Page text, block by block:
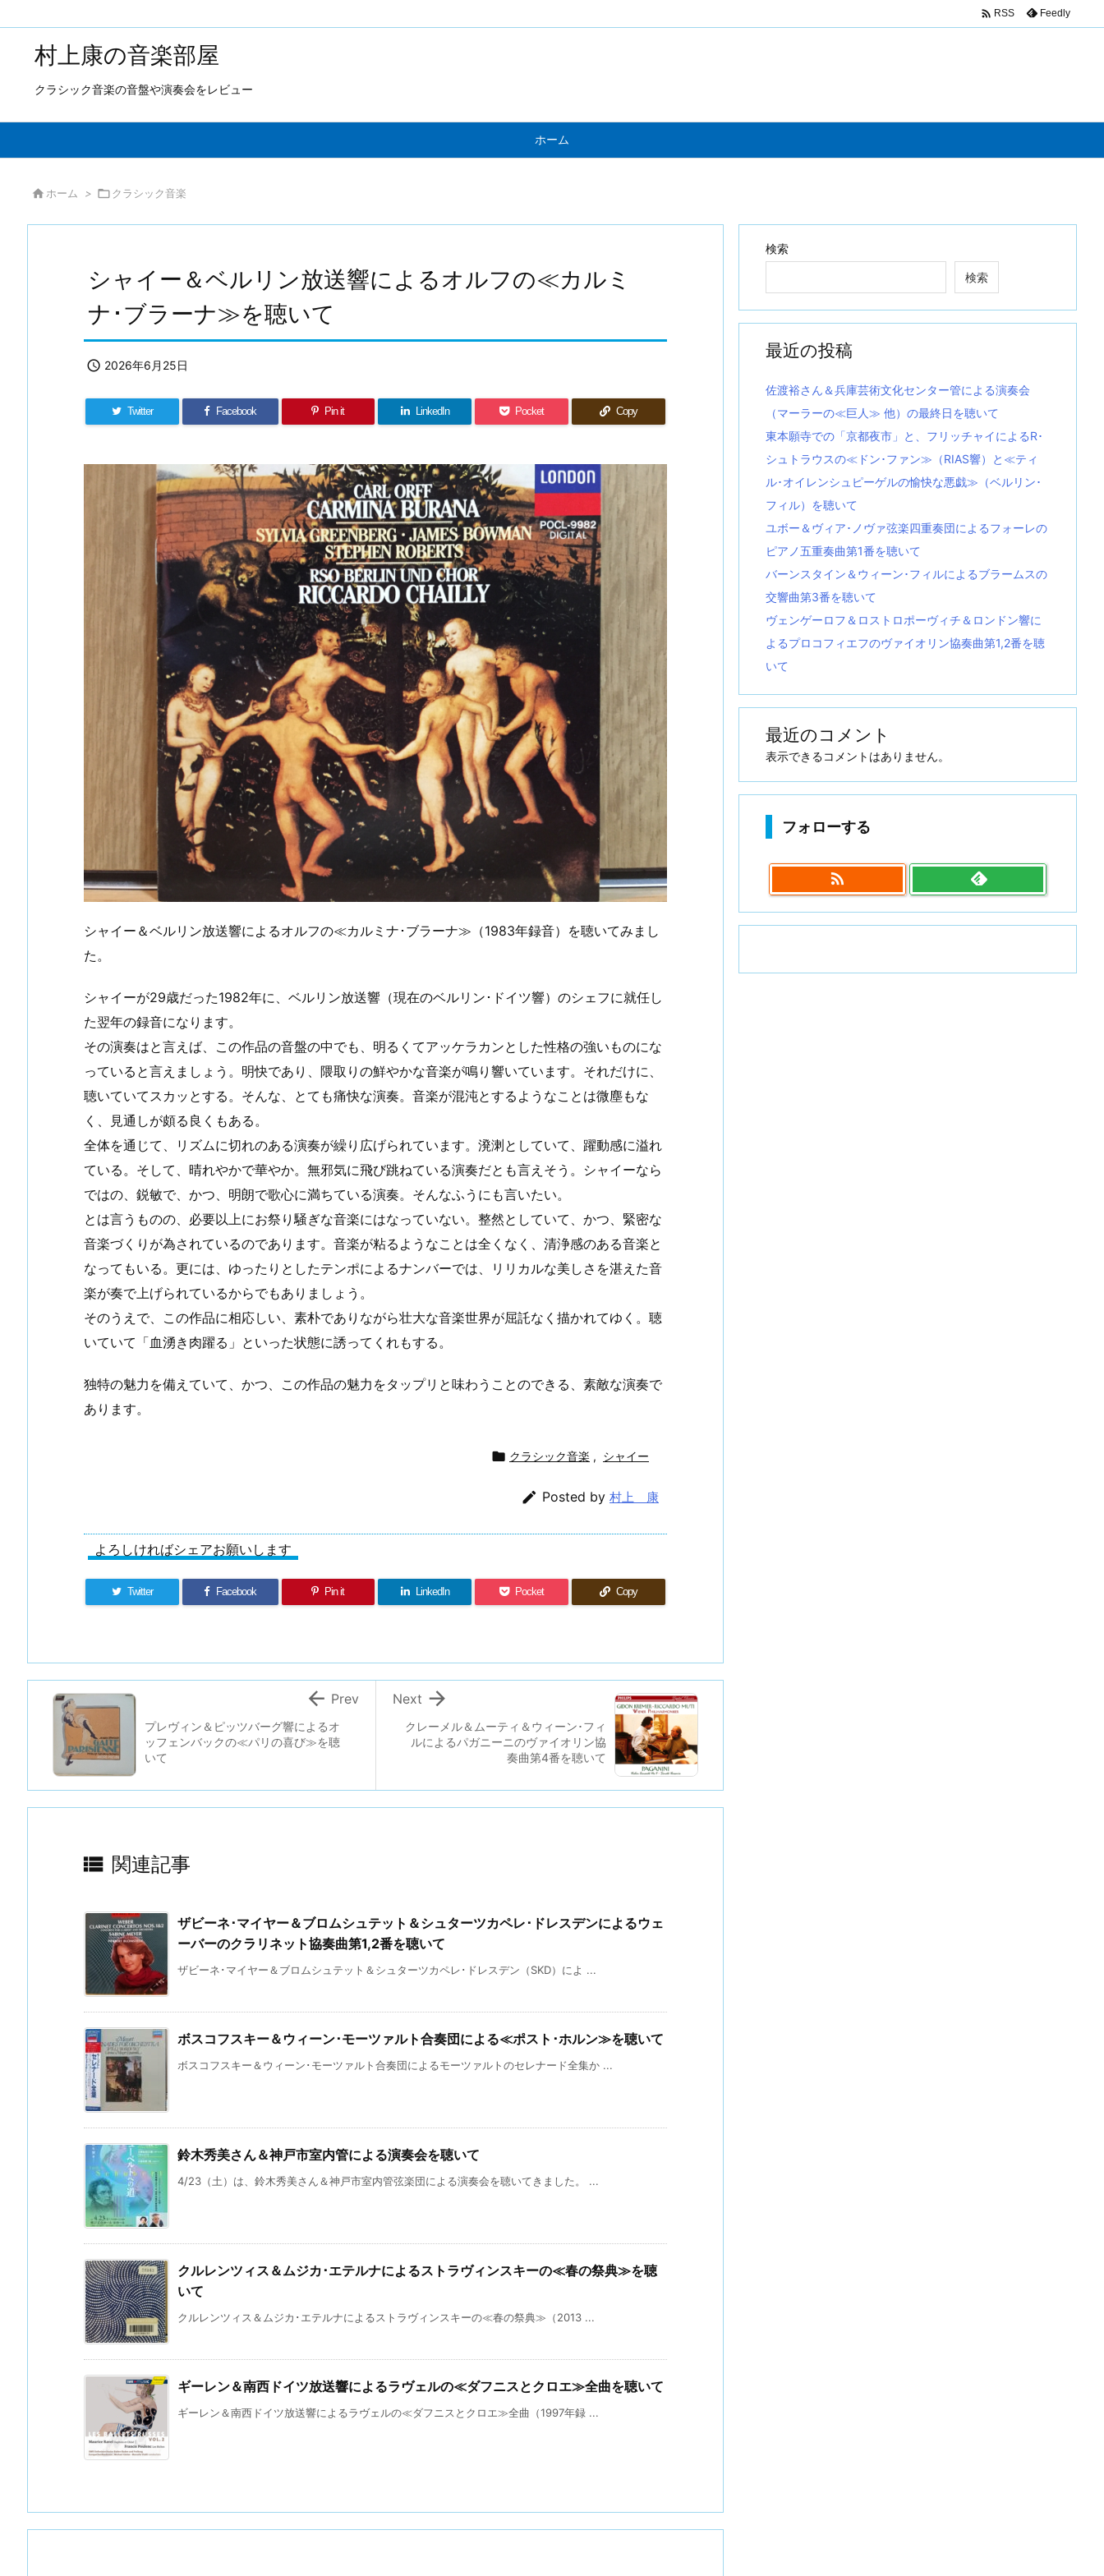
村上康の音楽部屋
クラシック音楽の音盤や演奏会をレビュー
ホーム
 RSS Feedly
 ホーム > クラシック音楽
シャイー＆ベルリン放送響によるオルフの≪カルミ
ナ･ブラーナ≫を聴いて
 2026年6月25日
Twitter Facebook Pin it LinkedIn Pocket Copy
シャイー＆ベルリン放送響によるオルフの≪カルミナ･ブラーナ≫（1983年録音）を聴いてみまし
た。
シャイーが29歳だった1982年に、ベルリン放送響（現在のベルリン･ドイツ響）のシェフに就任し
た翌年の録音になります。
その演奏はと言えば、この作品の音盤の中でも、明るくてアッケラカンとした性格の強いものにな
っていると言えましょう。明快であり、隈取りの鮮やかな音楽が鳴り響いています。それだけに、
聴いていてスカッとする。そんな、とても痛快な演奏。音楽が混沌とするようなことは微塵もな
く、見通しが頗る良くもある。
全体を通じて、リズムに切れのある演奏が繰り広げられています。溌溂としていて、躍動感に溢れ
ている。そして、晴れやかで華やか。無邪気に飛び跳ねている演奏だとも言えそう。シャイーなら
ではの、鋭敏で、かつ、明朗で歌心に満ちている演奏。そんなふうにも言いたい。
とは言うものの、必要以上にお祭り騒ぎな音楽にはなっていない。整然としていて、かつ、緊密な
音楽づくりが為されているのであります。音楽が粘るようなことは全くなく、清浄感のある音楽と
なってもいる。更には、ゆったりとしたテンポによるナンバーでは、リリカルな美しさを湛えた音
楽が奏で上げられているからでもありましょう。
そのうえで、この作品に相応しい、素朴でありながら壮大な音楽世界が屈託なく描かれてゆく。聴
いていて「血湧き肉躍る」といった状態に誘ってくれもする。
独特の魅力を備えていて、かつ、この作品の魅力をタップリと味わうことのできる、素敵な演奏で
あります。
 クラシック音楽 , シャイー
 Posted by 村上 康
よろしければシェアお願いします
Twitter Facebook Pin it LinkedIn Pocket Copy
クレーメル＆ムーティ＆ウィーン･フィ
ルによるパガニーニのヴァイオリン協
奏曲第4番を聴いて

Next
プレヴィン＆ピッツバーグ響によるオ
ッフェンバックの≪パリの喜び≫を聴
いて
 Prev
 関連記事
ザビーネ･マイヤー＆ブロムシュテット＆シュターツカペレ･ドレスデンによるウェ
ーバーのクラリネット協奏曲第1,2番を聴いて
ザビーネ･マイヤー＆ブロムシュテット＆シュターツカペレ･ドレスデン（SKD）によ ...
ボスコフスキー＆ウィーン･モーツァルト合奏団による≪ポスト･ホルン≫を聴いて
ボスコフスキー＆ウィーン･モーツァルト合奏団によるモーツァルトのセレナード全集か ...
鈴木秀美さん＆神戸市室内管による演奏会を聴いて
4/23（土）は、鈴木秀美さん＆神戸市室内管弦楽団による演奏会を聴いてきました。 ...
クルレンツィス＆ムジカ･エテルナによるストラヴィンスキーの≪春の祭典≫を聴
いて
クルレンツィス＆ムジカ･エテルナによるストラヴィンスキーの≪春の祭典≫（2013 ...
ギーレン＆南西ドイツ放送響によるラヴェルの≪ダフニスとクロエ≫全曲を聴いて
ギーレン＆南西ドイツ放送響によるラヴェルの≪ダフニスとクロエ≫全曲（1997年録 ...
検索
検索
最近の投稿
佐渡裕さん＆兵庫芸術文化センター管による演奏会
（マーラーの≪巨人≫ 他）の最終日を聴いて
東本願寺での「京都夜市」と、フリッチャイによるR･
シュトラウスの≪ドン･ファン≫（RIAS響）と≪ティ
ル･オイレンシュピーゲルの愉快な悪戯≫（ベルリン･
フィル）を聴いて
ユボー＆ヴィア･ノヴァ弦楽四重奏団によるフォーレの
ピアノ五重奏曲第1番を聴いて
バーンスタイン＆ウィーン･フィルによるブラームスの
交響曲第3番を聴いて
ヴェンゲーロフ＆ロストロポーヴィチ＆ロンドン響に
よるプロコフィエフのヴァイオリン協奏曲第1,2番を聴
いて
最近のコメント
表示できるコメントはありません。
フォローする
